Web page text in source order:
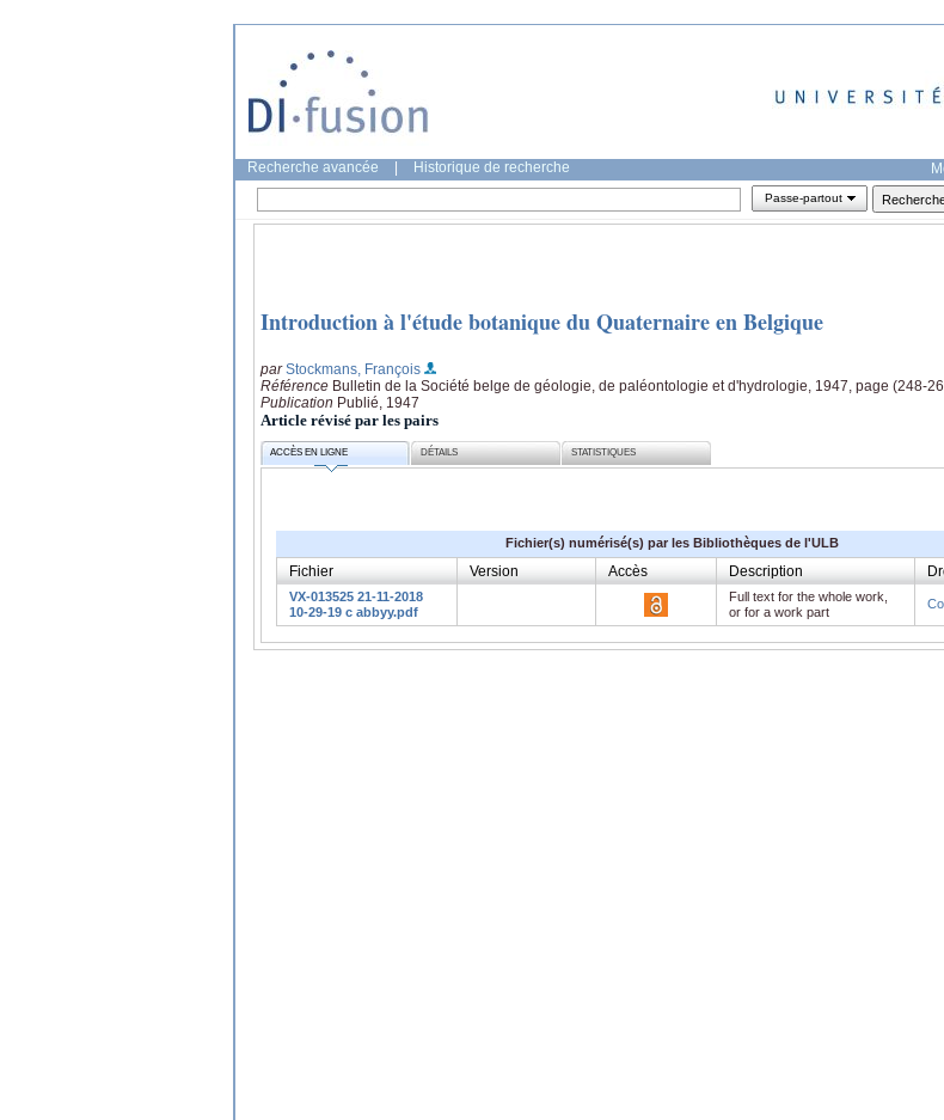
Recherche avancée Historique de recherche
Passe-partout
Introduction à l'étude botanique du Quaternaire en Belgique
parStockmans, François
Référence Bulletin de la Société belge de géologie, de paléontologie et d'hydrologie, 1947, page (248-
Publication Publié, 1947
Article révisé par les pairs
ACCÈS EN LIGNE DÉTAILS STATISTIQUES
Fichier(s) numérisé(s) par les Bibliothèques de l'ULB
Fichier Version Accès Description
VX-013525 21-11-2018
10-29-19 c abbyy.pdf
Full text for the whole work,
or for a work part